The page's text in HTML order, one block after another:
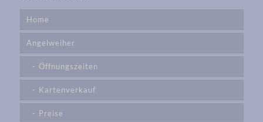
Home
Angelweiher
Öffnungszeiten
Kartenverkauf
Preise